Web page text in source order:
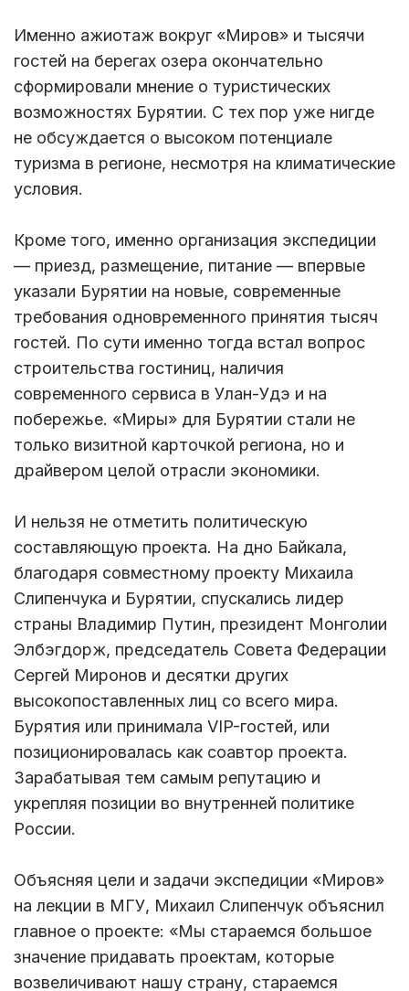
Именно ажиотаж вокруг «Миров» и тысячи
гостей на берегах озера окончательно
сформировали мнение о туристических
возможностях Бурятии. С тех пор уже нигде
не обсуждается о высоком потенциале
туризма в регионе, несмотря на климатические
условия.
Кроме того, именно организация экспедиции
— приезд, размещение, питание — впервые
указали Бурятии на новые, современные
требования одновременного принятия тысяч
гостей. По сути именно тогда встал вопрос
строительства гостиниц, наличия
современного сервиса в Улан-Удэ и на
побережье. «Миры» для Бурятии стали не
только визитной карточкой региона, но и
драйвером целой отрасли экономики.
И нельзя не отметить политическую
составляющую проекта. На дно Байкала,
благодаря совместному проекту Михаила
Слипенчука и Бурятии, спускались лидер
страны Владимир Путин, президент Монголии
Элбэгдорж, председатель Совета Федерации
Сергей Миронов и десятки других
высокопоставленных лиц со всего мира.
Бурятия или принимала VIP-гостей, или
позиционировалась как соавтор проекта.
Зарабатывая тем самым репутацию и
укрепляя позиции во внутренней политике
России.
Объясняя цели и задачи экспедиции «Миров»
на лекции в МГУ, Михаил Слипенчук объяснил
главное о проекте: «Мы стараемся большое
значение придавать проектам, которые
возвеличивают нашу страну, стараемся